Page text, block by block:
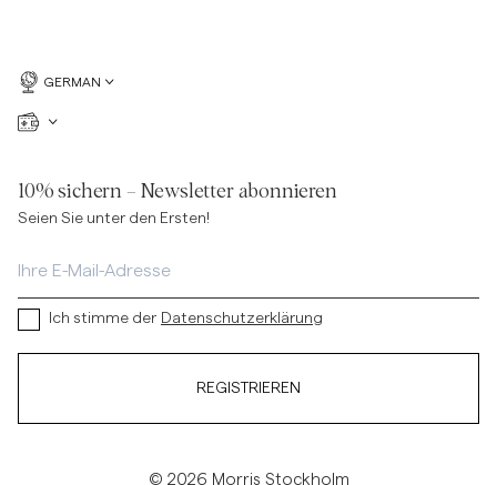
GERMAN
10% sichern – Newsletter abonnieren
Seien Sie unter den Ersten!
Ich stimme der Datenschutzerklärung
REGISTRIEREN
© 2026 Morris Stockholm